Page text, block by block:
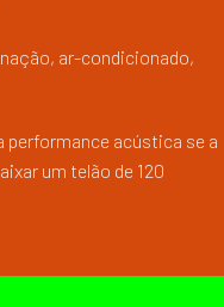
ar-condicionado,
performance acústica se a
um telão de 120